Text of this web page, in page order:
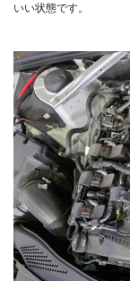
いい状態です。